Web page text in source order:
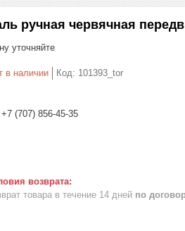
ручная червячная
уточняйте
в наличии Код: 101393_tor
+7 (707) 856-45-35
товара в течение 14 дней по